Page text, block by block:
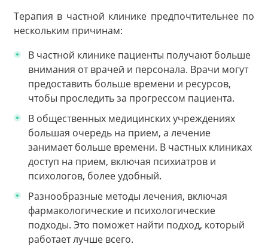
Терапия в частной клинике предпочтительнее по
нескольким причинам:
В частной клинике пациенты получают больше
внимания от врачей и персонала. Врачи могут
предоставить больше времени и ресурсов,
чтобы проследить за прогрессом пациента.
В общественных медицинских учреждениях
большая очередь на прием, а лечение
занимает больше времени. В частных клиниках
доступ на прием, включая психиатров и
психологов, более удобный.
Разнообразные методы лечения, включая
фармакологические и психологические
подходы. Это поможет найти подход, который
работает лучше всего.